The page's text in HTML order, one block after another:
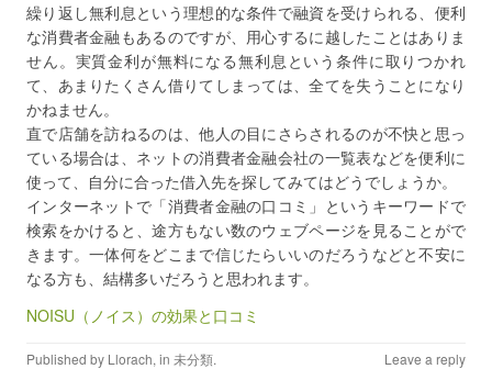
繰り返し無利息という理想的な条件で融資を受けられる、便利
な消費者金融もあるのですが、用心するに越したことはありま
せん。実質金利が無料になる無利息という条件に取りつかれ
て、あまりたくさん借りてしまっては、全てを失うことになり
かねません。
直で店舗を訪ねるのは、他人の目にさらされるのが不快と思っ
ている場合は、ネットの消費者金融会社の一覧表などを便利に
使って、自分に合った借入先を探してみてはどうでしょうか。
インターネットで「消費者金融の口コミ」というキーワードで
検索をかけると、途方もない数のウェブページを見ることがで
きます。一体何をどこまで信じたらいいのだろうなどと不安に
なる方も、結構多いだろうと思われます。
NOISU（ノイス）の効果と口コミ
Published by Llorach, in 未分類. Leave a reply